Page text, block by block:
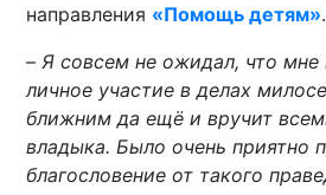
направления «Помощь детям».
– Я совсем не ожидал, что мне
личное участие в делах
ближним да ещё и вручит
владыка. Было очень приятно
благословение от такого